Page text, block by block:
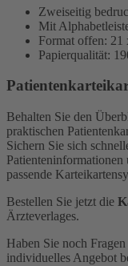
Zweiseitig
Mit
Format offen: 21
Papierqualität:
Behalten Sie den
praktischen
Sichern Sie sich
Patienteninformationen
passende
Bestellen Sie jetzt die
Ärzteverlages.
Haben Sie noch
individuelles Angebot